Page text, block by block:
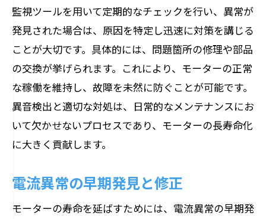
監視ツールを用いて定期的なチェックを行い、異常が
発見された場合は、原因を特定し迅速に対策を講じる
ことが大切です。具体的には、問題箇所の修理や部品
の交換が挙げられます。これにより、モーターの正常
な稼働を維持し、故障を未然に防ぐことが可能です。
異音検出と適切な対処は、日常的なメンテナンスにお
いて欠かせないプロセスであり、モーターの長寿命化
に大きく貢献します。
電流異常の早期発見と修正
モーターの寿命を延ばすためには、電流異常の早期発